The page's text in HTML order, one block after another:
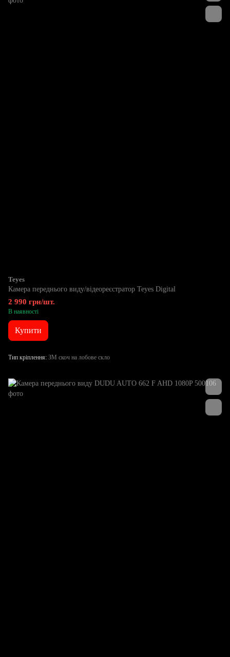
Teyes
Камера переднього виду/відеореєстратор Teyes Digital
2 990 грн/шт.
В наявності
Купити
Тип кріплення ЗМ скоч на лобове скло